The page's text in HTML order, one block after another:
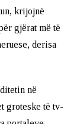
krijojnë
gjërat më të
derisa
në
groteske të tv-